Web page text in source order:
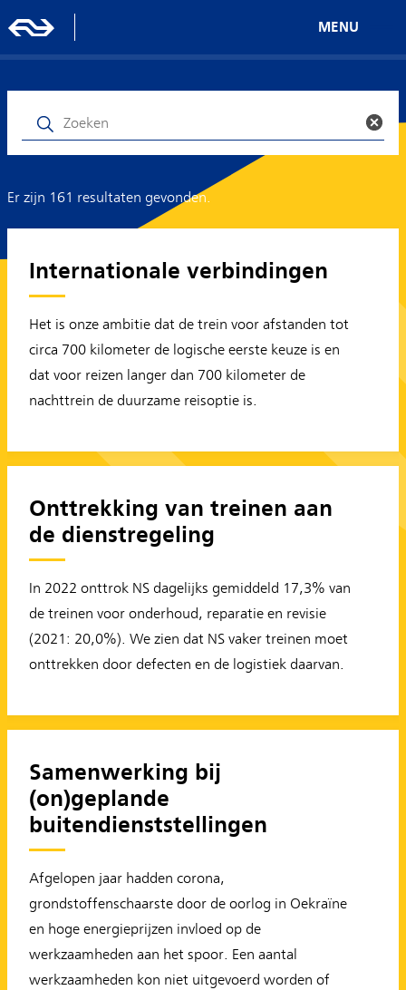
MENU
Er zijn 161 resultaten gevonden.
Internationale verbindingen
Het is onze ambitie dat de trein voor afstanden tot
circa 700 kilometer de logische eerste keuze is en
dat voor reizen langer dan 700 kilometer de
nachttrein de duurzame reisoptie is.
Onttrekking van treinen aan
de dienstregeling
In 2022 onttrok NS dagelijks gemiddeld 17,3% van
de treinen voor onderhoud, reparatie en revisie
(2021: 20,0%). We zien dat NS vaker treinen moet
onttrekken door defecten en de logistiek daarvan.
Samenwerking bij
(on)geplande
buitendienststellingen
Afgelopen jaar hadden corona,
grondstoffenschaarste door de oorlog in Oekraïne
en hoge energieprijzen invloed op de
werkzaamheden aan het spoor. Een aantal
werkzaamheden kon niet uitgevoerd worden of